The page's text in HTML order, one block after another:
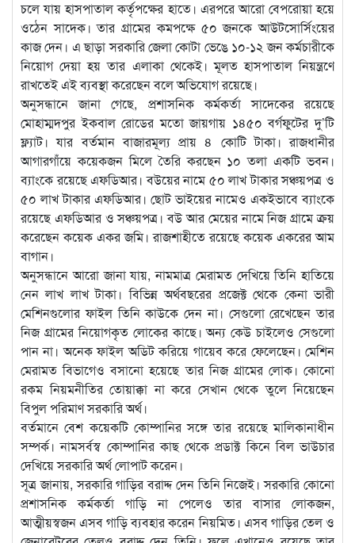
চলে যায় হাসপাতাল কর্তৃপক্ষের হাতে। এরপরে আরো বেপরোয়া হয়ে
ওঠেন সাদেক। তার গ্রামের কমপক্ষে ৫০ জনকে আউটসোর্সিংয়ের
কাজ দেন। এ ছাড়া সরকারি জেলা কোটা ভেঙে ১০-১২ জন কর্মচারীকে
নিয়োগ দেয়া হয় তার এলাকা থেকেই। মূলত হাসপাতাল নিয়ন্ত্রণে
রাখতেই এই ব্যবস্থা করেছেন বলে অভিযোগ রয়েছে।
অনুসন্ধানে জানা গেছে, প্রশাসনিক কর্মকর্তা সাদেকের রয়েছে
মোহাম্মদপুর ইকবাল রোডের মতো জায়গায় ১৪৫০ বর্গফুটের দু’টি
ফ্ল্যাট। যার বর্তমান বাজারমূল্য প্রায় ৪ কোটি টাকা। রাজধানীর
আগারগাঁয়ে কয়েকজন মিলে তৈরি করছেন ১০ তলা একটি ভবন।
ব্যাংকে রয়েছে এফডিআর। বউয়ের নামে ৫০ লাখ টাকার সঞ্চয়পত্র ও
৫০ লাখ টাকার এফডিআর। ছোট ভাইয়ের নামেও একইভাবে ব্যাংকে
রয়েছে এফডিআর ও সঞ্চয়পত্র। বউ আর মেয়ের নামে নিজ গ্রামে ক্রয়
করেছেন কয়েক একর জমি। রাজশাহীতে রয়েছে কয়েক একরের আম
বাগান।
অনুসন্ধানে আরো জানা যায়, নামমাত্র মেরামত দেখিয়ে তিনি হাতিয়ে
নেন লাখ লাখ টাকা। বিভিন্ন অর্থবছরের প্রজেক্ট থেকে কেনা ভারী
মেশিনগুলোর ফাইল তিনি কাউকে দেন না। সেগুলো রেখেছেন তার
নিজ গ্রামের নিয়োগকৃত লোকের কাছে। অন্য কেউ চাইলেও সেগুলো
পান না। অনেক ফাইল অডিট করিয়ে গায়েব করে ফেলেছেন। মেশিন
মেরামত বিভাগেও বসানো হয়েছে তার নিজ গ্রামের লোক। কোনো
রকম নিয়মনীতির তোয়াক্কা না করে সেখান থেকে তুলে নিয়েছেন
বিপুল পরিমাণ সরকারি অর্থ।
বর্তমানে বেশ কয়েকটি কোম্পানির সঙ্গে তার রয়েছে মালিকানাধীন
সম্পর্ক। নামসর্বস্ব কোম্পানির কাছ থেকে প্রডাক্ট কিনে বিল ভাউচার
দেখিয়ে সরকারি অর্থ লোপাট করেন।
সূত্র জানায়, সরকারি গাড়ির বরাদ্দ দেন তিনি নিজেই। সরকারি কোনো
প্রশাসনিক কর্মকর্তা গাড়ি না পেলেও তার বাসার লোকজন,
আত্মীয়স্বজন এসব গাড়ি ব্যবহার করেন নিয়মিত। এসব গাড়ির তেল ও